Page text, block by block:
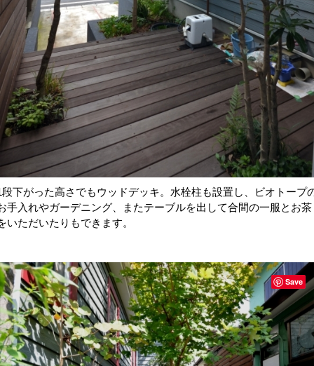
段下がった高さでもウッドデッキ。水栓柱も設置し、ビオトープ
手入れやガーデニング、またテーブルを出して合間の一服とお茶
いただいたりもできます。
Save